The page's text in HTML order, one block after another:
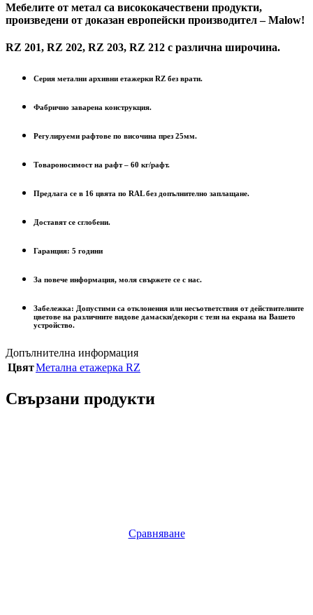
Мебелите от метал са висококачествени продукти,
произведени от доказан европейски производител – Malow!
RZ 201, RZ 202, RZ 203, RZ 212 с различна широчина.
Серия метални архивни етажерки RZ без врати.
Фабрично заварена конструкция.
Регулируеми рафтове по височина през 25мм.
Товароносимост на рафт – 60 кг/рафт.
Предлага се в 16 цвята по RAL без допълнително заплащане.
Доставят се сглобени.
Гаранция: 5 години
За повече информация, моля свържете се с нас.
Забележка: Допустими са отклонения или несъответствия от действителните
цветове на различните видове дамаски/декори с тези на екрана на Вашето
устройство.
Допълнителна информация
ЦвятМетална етажерка RZ
Свързани продукти
Сравняване